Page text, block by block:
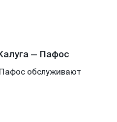
— Пафос
обслуживают